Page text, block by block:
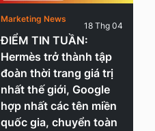
ĐIỂM TIN TUẦN:
Hermès trở thành tập
đoàn thời trang giá trị
nhất thế giới, Google
hợp nhất các tên miền
quốc gia, chuyển toàn
Marketing News
18 Thg 04